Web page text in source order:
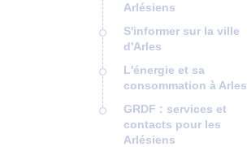
Arlésiens
S'informer sur la ville
d'Arles
L'énergie et sa
consommation à Arles
GRDF : services et
contacts pour les
Arlésiens